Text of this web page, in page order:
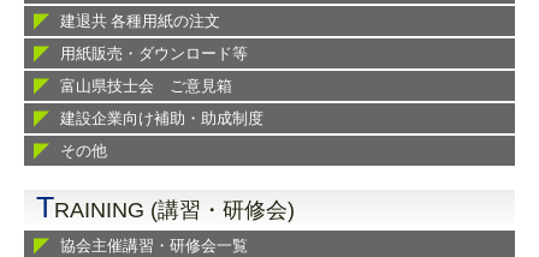
建退共 各種用紙の注文
用紙販売・ダウンロード等
富山県技士会 ご意見箱
建設企業向け補助・助成制度
その他
TRAINING (講習・研修会)
協会主催講習・研修会一覧